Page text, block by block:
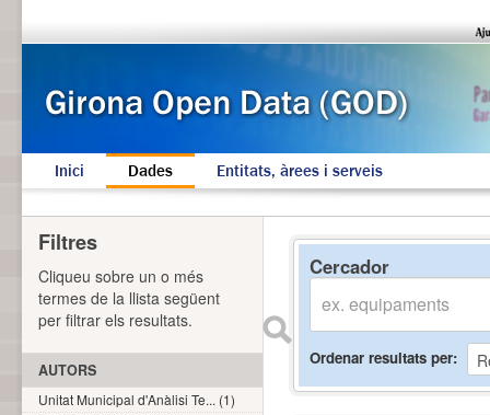
Inici Dades Entitats, àrees i serveis
Cercador
Ordenar resultats per
Filtres
Cliqueu sobre un o més
termes de la llista següent
per filtrar els resultats.
AUTORS
Unitat Municipal d'Anàlisi Te... (1)